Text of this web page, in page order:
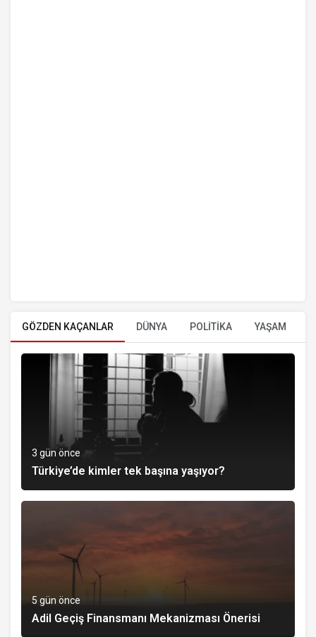
GÖZDEN KAÇANLAR DÜNYA POLİTİKA YAŞAM
3 gün önce
Türkiye’de kimler tek başına yaşıyor?
5 gün önce
Adil Geçiş Finansmanı Mekanizması Önerisi